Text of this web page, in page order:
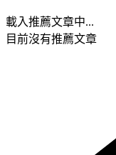
載入推薦文章中...
目前沒有推薦文章